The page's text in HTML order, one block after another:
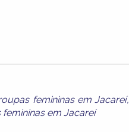
femininas em Jacareí,
em Jacareí